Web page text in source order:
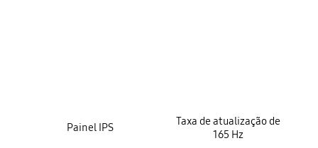
Painel IPS
Taxa de atualização de
165 Hz